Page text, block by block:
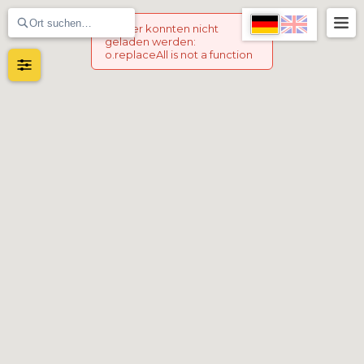
Marker konnten nicht
geladen werden:
o.replaceAll is not a function